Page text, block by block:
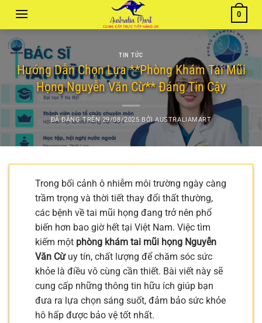
dung
0
TIN TỨC
Hướng Dẫn Chọn Lựa **Phòng Khám Tai Mũi
Họng Nguyễn Văn Cừ** Đáng Tin Cậy
ĐÃ ĐĂNG TRÊN 29/08/2025 BỞIAUSTRALIAMART
Trong bối cảnh ô nhiễm môi trường ngày càng
trầm trọng và thời tiết thay đổi thất thường,
các bệnh về tai mũi họng đang trở nên phổ
biến hơn bao giờ hết tại Việt Nam. Việc tìm
kiếm một phòng khám tai mũi họng Nguyễn
Văn Cừuy tín, chất lượng để chăm sóc sức
khỏe là điều vô cùng cần thiết. Bài viết này sẽ
cung cấp những thông tin hữu ích giúp bạn
đưa ra lựa chọn sáng suốt, đảm bảo sức khỏe
hô hấp được bảo vệ tốt nhất.